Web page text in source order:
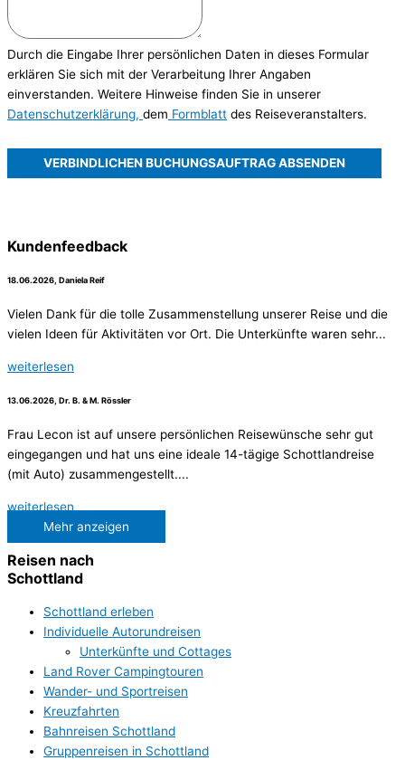
Durch die Eingabe Ihrer persönlichen Daten in dieses Formular
erklären Sie sich mit der Verarbeitung Ihrer Angaben
einverstanden. Weitere Hinweise finden Sie in unserer
Datenschutzerklärung, dem Formblatt des Reiseveranstalters.
VERBINDLICHEN BUCHUNGSAUFTRAG ABSENDEN
Kundenfeedback
18.06.2026, Daniela Reif
Vielen Dank für die tolle Zusammenstellung unserer Reise und die
vielen Ideen für Aktivitäten vor Ort. Die Unterkünfte waren sehr...
weiterlesen
13.06.2026, Dr. B. & M. Rössler
Frau Lecon ist auf unsere persönlichen Reisewünsche sehr gut
eingegangen und hat uns eine ideale 14-tägige Schottlandreise
(mit Auto) zusammengestellt....
weiterlesen
Mehr anzeigen
Reisen nach
Schottland
Schottland erleben
Individuelle Autorundreisen
Unterkünfte und Cottages
Land Rover Campingtouren
Wander- und Sportreisen
Kreuzfahrten
Bahnreisen Schottland
Gruppenreisen in Schottland